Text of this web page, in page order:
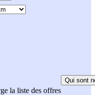
la liste des offres
Qui sont